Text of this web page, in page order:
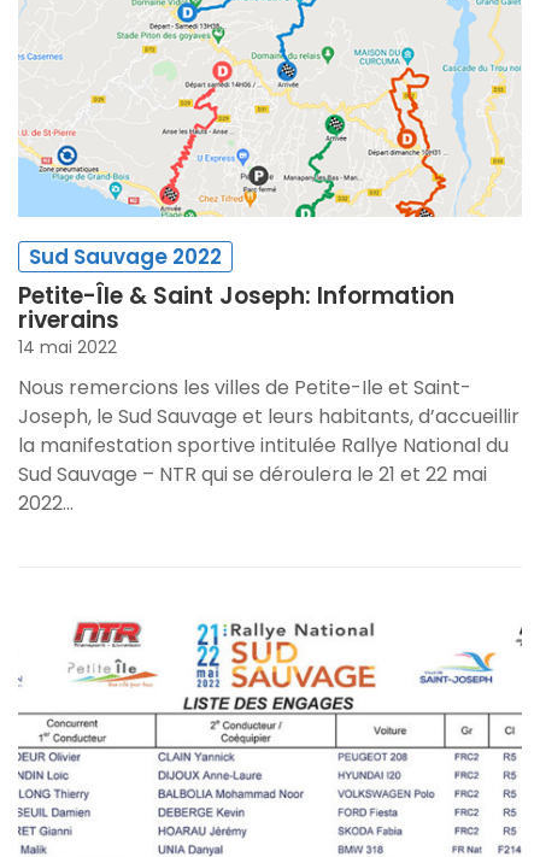
Sud Sauvage 2022
Petite-Île & Saint Joseph: Information
riverains
14 mai 2022
Nous remercions les villes de Petite-Ile et Saint-
Joseph, le Sud Sauvage et leurs habitants, d’accueillir
la manifestation sportive intitulée Rallye National du
Sud Sauvage – NTR qui se déroulera le 21 et 22 mai
2022…